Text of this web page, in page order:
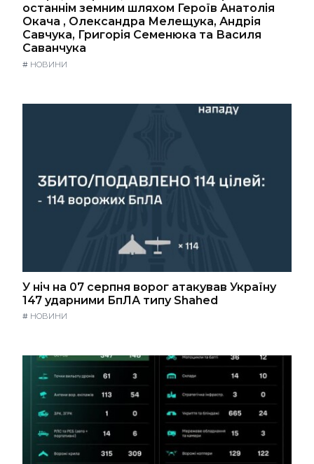
останнім земним шляхом Героїв Анатолія
Окача , Олександра Мелещука, Андрія
Савчука, Григорія Семенюка та Василя
Саванчука
# НОВИНИ
У ніч на 07 серпня ворог атакував Україну
147 ударними БпЛА типу Shahed
# НОВИНИ